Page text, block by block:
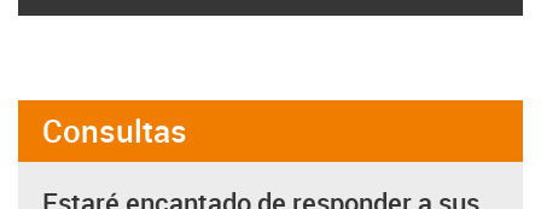
Consultas